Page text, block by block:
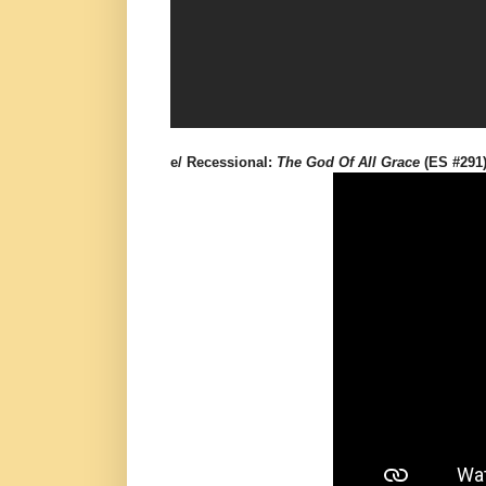
e/ Recessional: The God Of All Grace (ES #291)